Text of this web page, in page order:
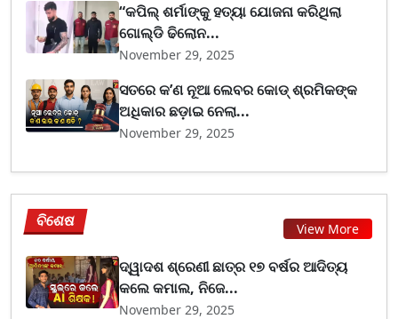
“କପିଲ୍ ଶର୍ମାଙ୍କୁ ହତ୍ୟା ଯୋଜନା କରିଥିଲା
ଗୋଲ୍ଡି ଢିଲୋନ...
November 29, 2025
ସତରେ କ’ଣ ନୂଆ ଲେବର କୋଡ୍‌ ଶ୍ରମିକଙ୍କ
ଅଧିକାର ଛଡ଼ାଇ ନେଲା...
November 29, 2025
ବିଶେଷ View More
ଦ୍ୱାଦଶ ଶ୍ରେଣୀ ଛାତ୍ର ୧୭ ବର୍ଷର ଆଦିତ୍ୟ
କଲେ କମାଲ, ନିଜେ...
November 29, 2025